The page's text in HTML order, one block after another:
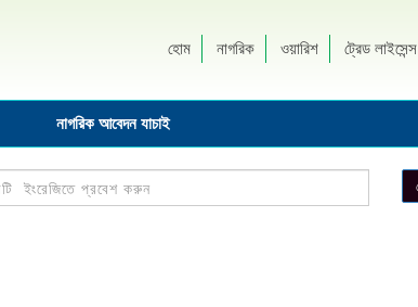
হোম নাগরিক ওয়ারিশ ট্রেড লাইসেন্স
নাগরিক আবেদন যাচাই